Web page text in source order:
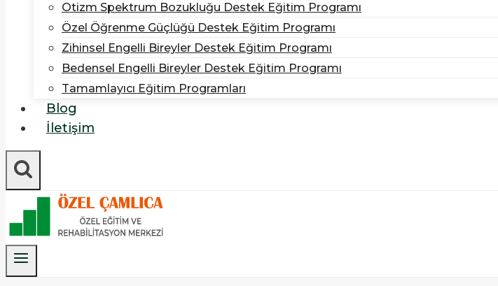
Otizm Spektrum Bozukluğu Destek Eğitim Programı
Özel Öğrenme Güçlüğü Destek Eğitim Programı
Zihinsel Engelli Bireyler Destek Eğitim Programı
Bedensel Engelli Bireyler Destek Eğitim Programı
Tamamlayıcı Eğitim Programları
Blog
İletişim